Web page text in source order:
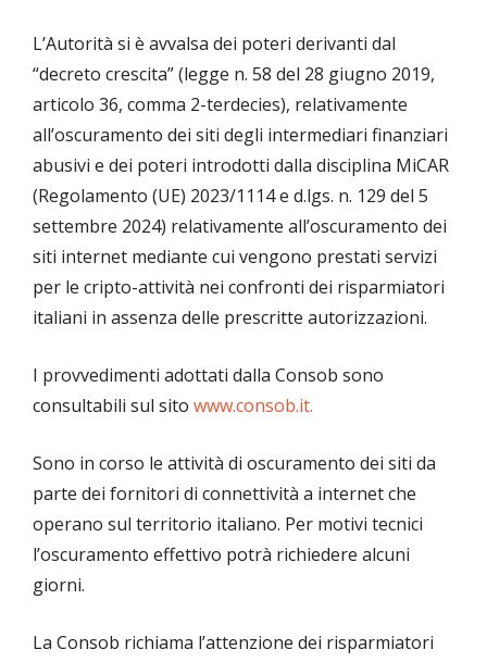
L’Autorità si è avvalsa dei poteri derivanti dal
“decreto crescita” (legge n. 58 del 28 giugno 2019,
articolo 36, comma 2-terdecies), relativamente
all’oscuramento dei siti degli intermediari finanziari
abusivi e dei poteri introdotti dalla disciplina MiCAR
(Regolamento (UE) 2023/1114 e d.lgs. n. 129 del 5
settembre 2024) relativamente all’oscuramento dei
siti internet mediante cui vengono prestati servizi
per le cripto-attività nei confronti dei risparmiatori
italiani in assenza delle prescritte autorizzazioni.
I provvedimenti adottati dalla Consob sono
consultabili sul sito www.consob.it.
Sono in corso le attività di oscuramento dei siti da
parte dei fornitori di connettività a internet che
operano sul territorio italiano. Per motivi tecnici
l’oscuramento effettivo potrà richiedere alcuni
giorni.
La Consob richiama l’attenzione dei risparmiatori